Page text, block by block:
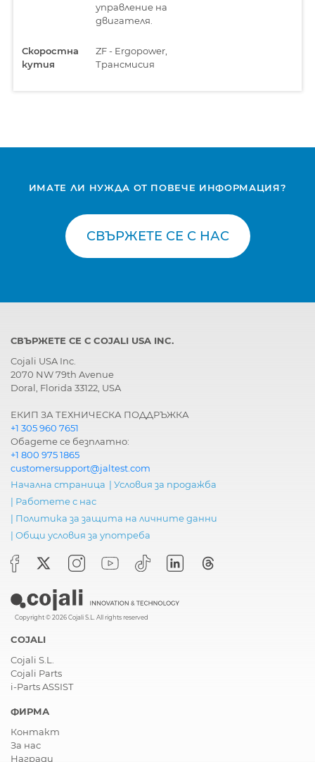
управление на
двигателя.
Скоростна
кутия
ZF - Ergopower,
Трансмисия
ИМАТЕ ЛИ НУЖДА ОТ ПОВЕЧЕ ИНФОРМАЦИЯ?
СВЪРЖЕТЕ СЕ С НАС
СВЪРЖЕТЕ СЕ С COJALI USA INC.
Cojali USA Inc.
2070 NW 79th Avenue
Doral, Florida 33122, USA
ЕКИП ЗА ТЕХНИЧЕСКА ПОДДРЪЖКА
+1 305 960 7651
Обадете се безплатно:
+1 800 975 1865
customersupport@jaltest.com
Начална страница | Условия за продажба
| Работете с нас
| Политика за защита на личните данни
| Общи условия за употреба
Copyright © 2026 Cojali S.L. All rights reserved
COJALI
Cojali S.L.
Cojali Parts
i-Parts ASSIST
ФИРМА
Контакт
За нас
Награди